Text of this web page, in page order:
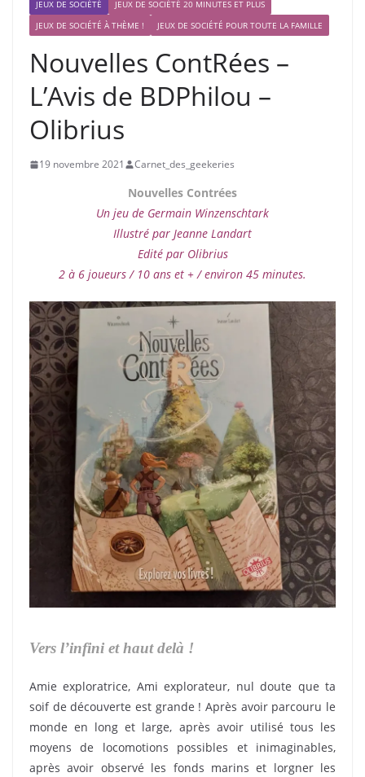
JEUX DE SOCIÉTÉ
JEUX DE SOCIÉTÉ 20 MINUTES ET PLUS
JEUX DE SOCIÉTÉ À THÈME !
JEUX DE SOCIÉTÉ POUR TOUTE LA FAMILLE
Nouvelles ContRées –
L’Avis de BDPhilou –
Olibrius
19 novembre 2021 Carnet_des_geekeries
Nouvelles Contrées
Un jeu de Germain Winzenschtark
Illustré par Jeanne Landart
Edité par Olibrius
2 à 6 joueurs / 10 ans et + / environ 45 minutes.
Vers l’infini et haut delà !
Amie exploratrice, Ami explorateur, nul doute que ta
soif de découverte est grande ! Après avoir parcouru le
monde en long et large, après avoir utilisé tous les
moyens de locomotions possibles et inimaginables,
après avoir observé les fonds marins et lorgner les